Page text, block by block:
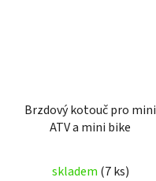
Brzdový kotouč pro mini
ATV a mini bike
skladem (7 ks)